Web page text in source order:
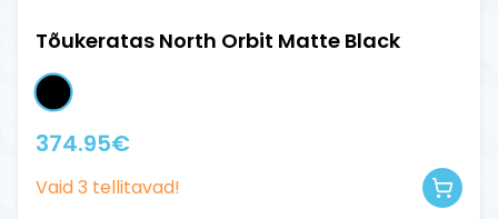
Tõukeratas North Orbit Matte Black
374.95€
Vaid3 tellitavad!